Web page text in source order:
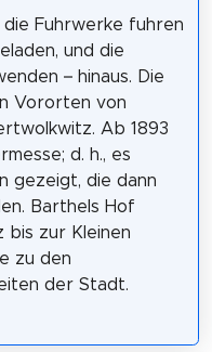
die Fuhrwerke fuhren
und die
– hinaus. Die
Vororten von
Ab 1893
d. h., es
gezeigt, die dann
Barthels Hof
zur Kleinen
zu den
der Stadt.